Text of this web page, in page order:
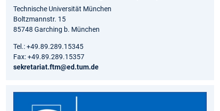
Technische Universität München
Boltzmannstr. 15
85748 Garching b. München
Tel.: +49.89.289.15345
Fax: +49.89.289.15357
sekretariat.ftm@ed.tum.de